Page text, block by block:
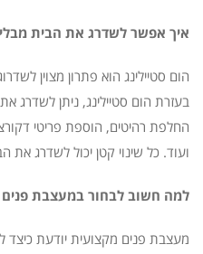
איך אפשר לשדרג את הבית
הום סטיילינג הוא פתרון מצוין
בעזרת הום סטיילינג, ניתן לשדרג
החלפת רהיטים, הוספת פריטי
ועוד. כל שינוי קטן יכול לשדרג
למה חשוב לבחור במעצבת
מעצבת פנים מקצועית יודעת כיצד